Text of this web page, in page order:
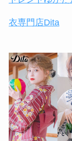
衣専門店Dita